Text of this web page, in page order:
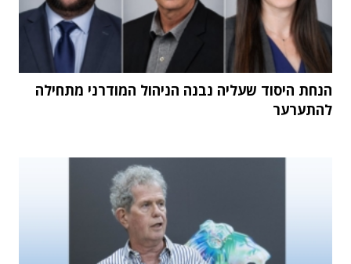
הנחת היסוד שעליה נבנה הניהול המודרני מתחילה
להתערער